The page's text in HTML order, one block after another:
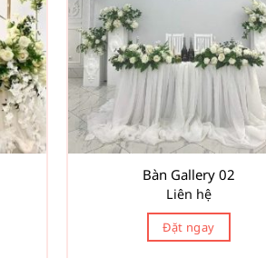
Bàn Gallery 02
Liên hệ
Đặt ngay